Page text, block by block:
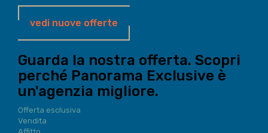
vedi nuove offerte
Guarda la nostra offerta. Scopri
perché Panorama Exclusive è
un'agenzia migliore.
Offerta esclusiva
Vendita